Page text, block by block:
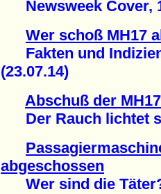
Newsweek Cover,
Wer schoß MH17
Fakten und
(23.07.14)
Abschuß der
Der Rauch lichtet
abgeschossen
Wer sind die Täter?